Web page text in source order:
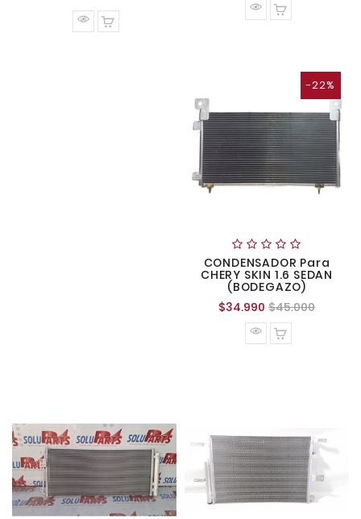
normal
-22%
CONDENSADOR Para
CHERY SKIN 1.6 SEDAN
(BODEGAZO)
$34.990 Precio
normal
$45.000Precio